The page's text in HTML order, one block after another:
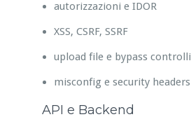
autorizzazioni e IDOR
XSS, CSRF, SSRF
upload file e bypass controlli
misconfig e security headers
API e Backend